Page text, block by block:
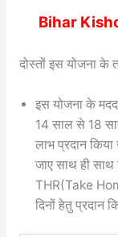
Bihar
दोस्तों इस योजना के
इस योजना के
14 साल से 18
लाभ प्रदान
जाए साथ ही
THR(Take
दिनों हेतु प्रदान